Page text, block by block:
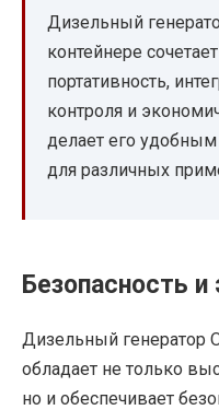
Дизельный
контейнере
портативность,
контроля и
делает его
для различных
Безопасность и
Дизельный генератор
обладает не только
но и обеспечивает